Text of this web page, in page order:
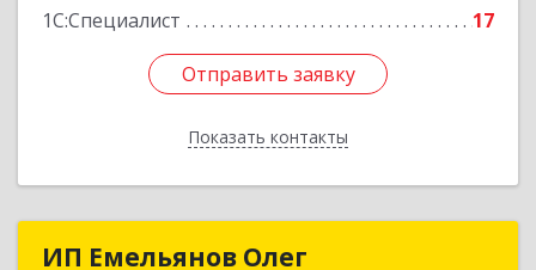
1С:Специалист
17
Отправить заявку
Показать контакты
Отправить заявку
Назад
ИП Емельянов ОлегИП Емельянов Олег